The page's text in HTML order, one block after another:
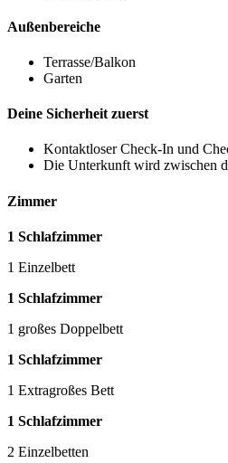
Außenbereiche
Terrasse/Balkon
Garten
Deine Sicherheit zuerst
Kontaktloser Check-In und
Die Unterkunft wird zwischen
Zimmer
1 Schlafzimmer
1 Einzelbett
1 Schlafzimmer
1 großes Doppelbett
1 Schlafzimmer
1 Extragroßes Bett
1 Schlafzimmer
2 Einzelbetten